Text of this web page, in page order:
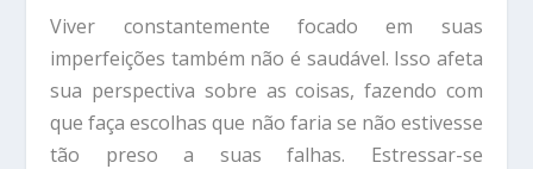
Viver constantemente focado em suas
imperfeições também não é saudável. Isso afeta
sua perspectiva sobre as coisas, fazendo com
que faça escolhas que não faria se não estivesse
tão preso a suas falhas. Estressar-se